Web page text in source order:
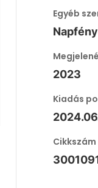
Egyéb
2023
Kiadás
Cikkszám